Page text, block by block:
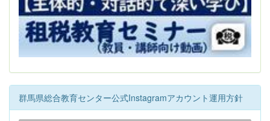
群馬県総合教育センター公式Instagramアカウント運用方針